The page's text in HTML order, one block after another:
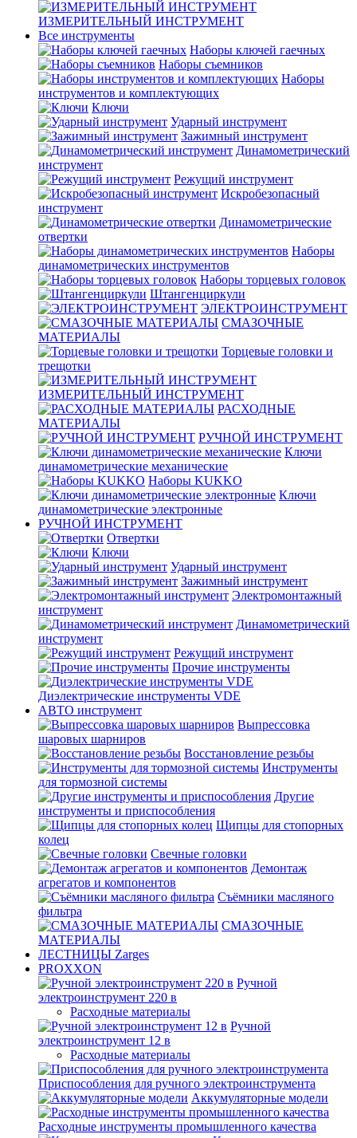
ИЗМЕРИТЕЛЬНЫЙ ИНСТРУМЕНТ
Все инструменты
Наборы ключей гаечных
Наборы съемников
Наборы
инструментов и комплектующих
Ключи
Ударный инструмент
Зажимный инструмент
Динамометрический
инструмент
Режущий инструмент
Искробезопасный
инструмент
Динамометрические
отвертки
Наборы
динамометрических инструментов
Наборы торцевых головок
Штангенциркули
ЭЛЕКТРОИНСТРУМЕНТ
СМАЗОЧНЫЕ
МАТЕРИАЛЫ
Торцевые головки и
трещотки
ИЗМЕРИТЕЛЬНЫЙ ИНСТРУМЕНТ
РАСХОДНЫЕ
МАТЕРИАЛЫ
РУЧНОЙ ИНСТРУМЕНТ
Ключи
динамометрические механические
Наборы KUKKO
Ключи
динамометрические электронные
РУЧНОЙ ИНСТРУМЕНТ
Отвертки
Ключи
Ударный инструмент
Зажимный инструмент
Электромонтажный
инструмент
Динамометрический
инструмент
Режущий инструмент
Прочие инструменты
Диэлектрические инструменты VDE
АВТО инструмент
Выпрессовка
шаровых шарниров
Восстановление резьбы
Инструменты
для тормозной системы
Другие
инструменты и приспособления
Щипцы для стопорных
колец
Свечные головки
Демонтаж
агрегатов и компонентов
Съёмники масляного
фильтра
СМАЗОЧНЫЕ
МАТЕРИАЛЫ
ЛЕСТНИЦЫ Zarges
PROXXON
Ручной
электроинструмент 220 в
Расходные материалы
Ручной
электроинструмент 12 в
Расходные материалы
Приспособления для ручного электроинструмента
Аккумуляторные модели
Расходные инструменты промышленного качества